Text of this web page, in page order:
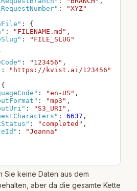
:
"XYZ"
:
{
: "FILENAME.md" ,
:
"FILE_SLUG"
: "123456" ,
:
"https://kvist.ai/123456"
{
: "en-US" ,
: "mp3" ,
: "S3_URI" ,
: 6637 ,
: "completed" ,
:
"Joanna"
Sie keine Daten aus dem
aber da die gesamte Kette